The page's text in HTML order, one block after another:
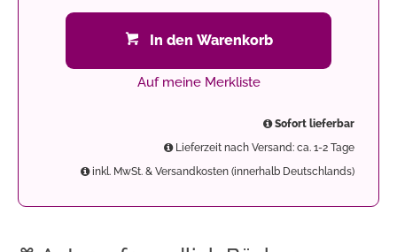
In den Warenkorb
Auf meine Merkliste
Sofort lieferbar
Lieferzeit nach Versand: ca. 1-2 Tage
inkl. MwSt. & Versandkosten (innerhalb Deutschlands)